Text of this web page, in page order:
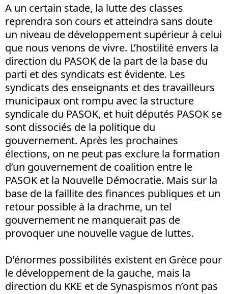
A un certain stade, la lutte des classes
reprendra son cours et atteindra sans doute
un niveau de développement supérieur à celui
que nous venons de vivre. L’hostilité envers la
direction du PASOK de la part de la base du
parti et des syndicats est évidente. Les
syndicats des enseignants et des travailleurs
municipaux ont rompu avec la structure
syndicale du PASOK, et huit députés PASOK se
sont dissociés de la politique du
gouvernement. Après les prochaines
élections, on ne peut pas exclure la formation
d’un gouvernement de coalition entre le
PASOK et la Nouvelle Démocratie. Mais sur la
base de la faillite des finances publiques et un
retour possible à la drachme, un tel
gouvernement ne manquerait pas de
provoquer une nouvelle vague de luttes.
D’énormes possibilités existent en Grèce pour
le développement de la gauche, mais la
direction du KKE et de Synaspismos n’ont pas